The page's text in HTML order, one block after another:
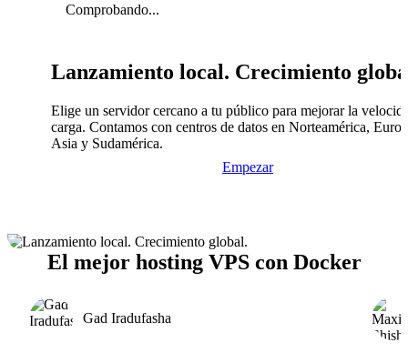
Comprobando...
Lanzamiento local. Crecimiento
Elige un servidor cercano a tu público para mejorar la
carga. Contamos con centros de datos en Norteamérica,
Asia y Sudamérica.
Empezar
El mejor hosting VPS con Docker
Gad Iradufasha